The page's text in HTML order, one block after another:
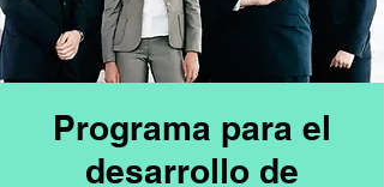
Programa para el
desarrollo de